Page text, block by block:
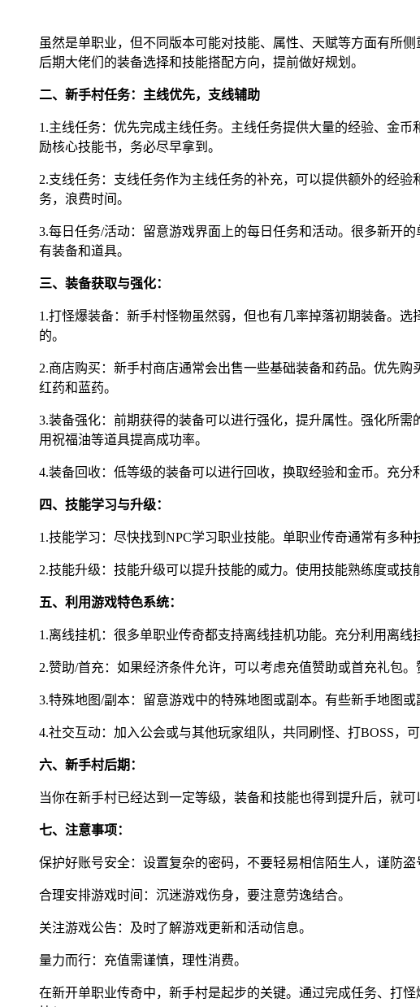
虽然是单职业，但不同版本可能对技能、属性、天赋等方面有所
后期大佬们的装备选择和技能搭配方向，提前做好规划。
二、新手村任务：主线优先，支线辅助
1.主线任务：优先完成主线任务。主线任务提供大量的经验、金
励核心技能书，务必尽早拿到。
2.支线任务：支线任务作为主线任务的补充，可以提供额外的经
务，浪费时间。
3.每日任务/活动：留意游戏界面上的每日任务和活动。很多新开
有装备和道具。
三、装备获取与强化：
1.打怪爆装备：新手村怪物虽然弱，但也有几率掉落初期装备。
的。
2.商店购买：新手村商店通常会出售一些基础装备和药品。优先
红药和蓝药。
3.装备强化：前期获得的装备可以进行强化，提升属性。强化所
用祝福油等道具提高成功率。
4.装备回收：低等级的装备可以进行回收，换取经验和金币。充分
四、技能学习与升级：
1.技能学习：尽快找到NPC学习职业技能。单职业传奇通常有多
2.技能升级：技能升级可以提升技能的威力。使用技能熟练度或技
五、利用游戏特色系统：
1.离线挂机：很多单职业传奇都支持离线挂机功能。充分利用离
2.赞助/首充：如果经济条件允许，可以考虑充值赞助或首充礼包
3.特殊地图/副本：留意游戏中的特殊地图或副本。有些新手地图
4.社交互动：加入公会或与其他玩家组队，共同刷怪、打BOSS，
六、新手村后期：
当你在新手村已经达到一定等级，装备和技能也得到提升后，就
七、注意事项：
保护好账号安全：设置复杂的密码，不要轻易相信陌生人，谨防盗
合理安排游戏时间：沉迷游戏伤身，要注意劳逸结合。
关注游戏公告：及时了解游戏更新和活动信息。
量力而行：充值需谨慎，理性消费。
在新开单职业传奇中，新手村是起步的关键。通过完成任务、打